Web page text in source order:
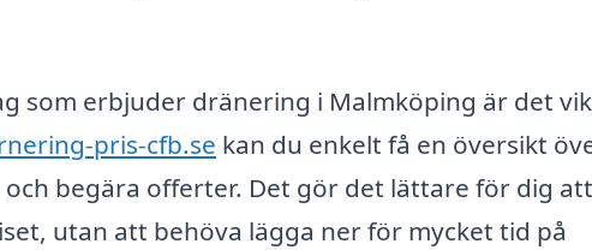
som erbjuder dränering i Malmköping är det
pris-cfb.se kan du enkelt få en översikt
begära offerter. Det gör det lättare för dig
utan att behöva lägga ner för mycket tid på